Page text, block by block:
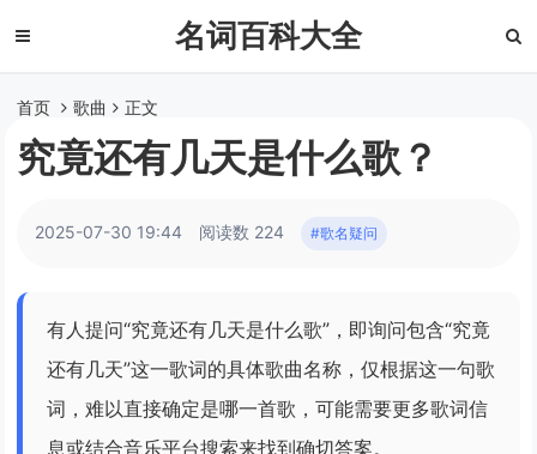
名词百科大全
首页 歌曲 正文
究竟还有几天是什么歌？
2025-07-30 19:44 阅读数 224 #歌名疑问
有人提问“究竟还有几天是什么歌”，即询问包含“究竟
还有几天”这一歌词的具体歌曲名称，仅根据这一句歌
词，难以直接确定是哪一首歌，可能需要更多歌词信
息或结合音乐平台搜索来找到确切答案。